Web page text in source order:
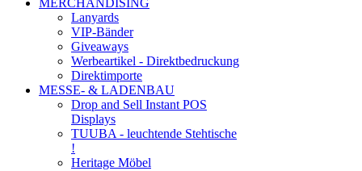
MERCHANDISING
Lanyards
VIP-Bänder
Giveaways
Werbeartikel - Direktbedruckung
Direktimporte
MESSE- & LADENBAU
Drop and Sell Instant POS
Displays
TUUBA - leuchtende Stehtische
!
Heritage Möbel